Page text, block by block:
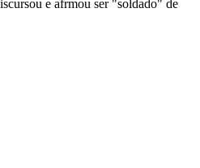
e afrmou ser "soldado" de